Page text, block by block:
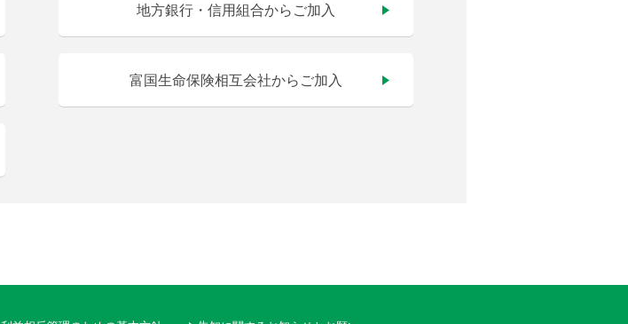
地方銀行・信用組合からご加入
富国生命保険相互会社からご加入